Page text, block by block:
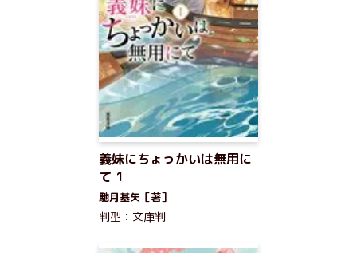
義妹にちょっかいは無用に
て 1
馳月基矢［著］
判型：文庫判